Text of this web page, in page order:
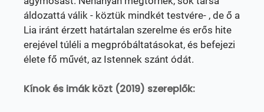
áldozattá válik - köztük mindkét testvére- , de ő a
Lia iránt érzett határtalan szerelme és erős hite
erejével túléli a megpróbáltatásokat, és befejezi
élete fő művét, az Istennek szánt ódát.
Kínok és imák közt (2019) szereplők: